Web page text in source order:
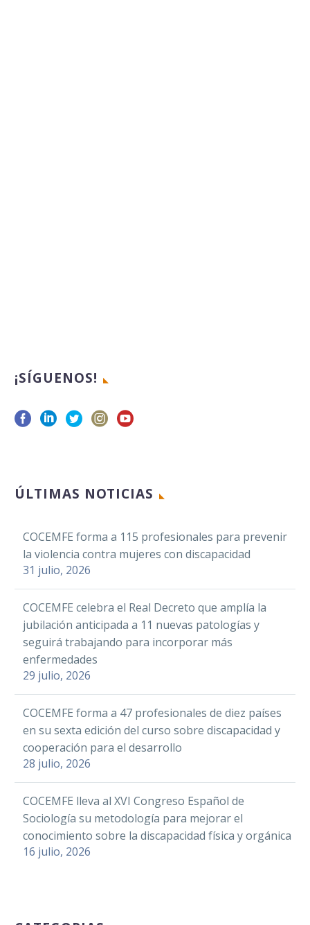
¡SÍGUENOS!
ÚLTIMAS NOTICIAS
COCEMFE forma a 115 profesionales para prevenir
la violencia contra mujeres con discapacidad
31 julio, 2026
COCEMFE celebra el Real Decreto que amplía la
jubilación anticipada a 11 nuevas patologías y
seguirá trabajando para incorporar más
enfermedades
29 julio, 2026
COCEMFE forma a 47 profesionales de diez países
en su sexta edición del curso sobre discapacidad y
cooperación para el desarrollo
28 julio, 2026
COCEMFE lleva al XVI Congreso Español de
Sociología su metodología para mejorar el
conocimiento sobre la discapacidad física y orgánica
16 julio, 2026